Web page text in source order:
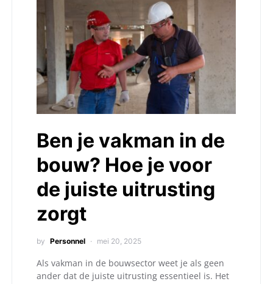
Ben je vakman in de
bouw? Hoe je voor
de juiste uitrusting
zorgt
by Personnel mei 20, 2025
Als vakman in de bouwsector weet je als geen
ander dat de juiste uitrusting essentieel is. Het